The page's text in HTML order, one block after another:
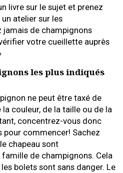
livre sur le sujet et prenez
atelier sur les
jamais de champignons
votre cueillette auprès
les plus indiqués
ne peut être taxé de
couleur, de la taille ou de la
concentrez-vous donc
pour commencer! Sachez
chapeau sont
de champignons. Cela
bolets sont sans danger. Le